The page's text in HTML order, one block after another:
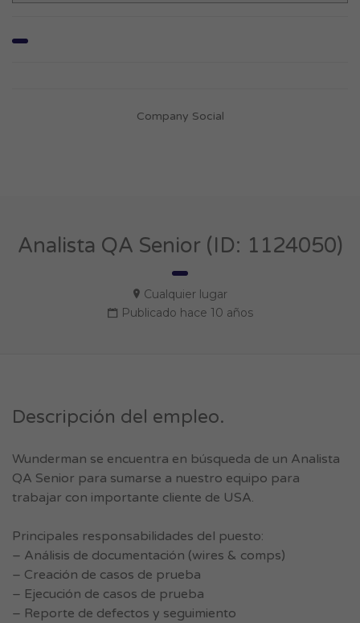
Company Social
Analista QA Senior (ID: 1124050)
Cualquier lugar
Publicado hace 10 años
Descripción del empleo.
Wunderman se encuentra en búsqueda de un Analista
QA Senior para sumarse a nuestro equipo para
trabajar con importante cliente de USA.
Principales responsabilidades del puesto:
– Análisis de documentación (wires & comps)
– Creación de casos de prueba
– Ejecución de casos de prueba
– Reporte de defectos y seguimiento